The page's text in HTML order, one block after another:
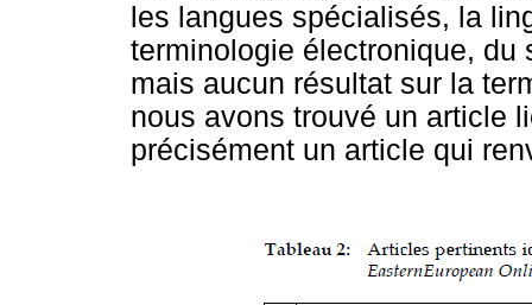
les langues spécialisés, la
terminologie électronique, du
mais aucun résultat sur la
nous avons trouvé un article
précisément un article qui